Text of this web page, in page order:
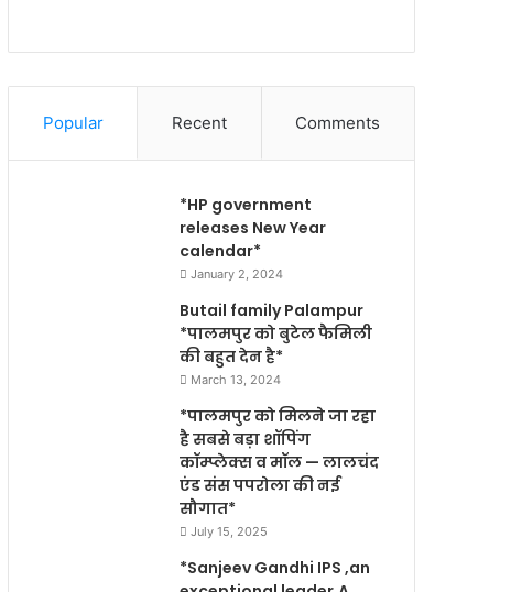
Popular Recent Comments
*HP government
releases New Year
calendar*
January 2, 2024
Butail family Palampur
*पालमपुर को बुटेल फैमिली
की बहुत देन है*
March 13, 2024
*पालमपुर को मिलने जा रहा
है सबसे बड़ा शॉपिंग
कॉम्प्लेक्स व मॉल — लालचंद
एंड संस पपरोला की नई
सौगात*
July 15, 2025
*Sanjeev Gandhi IPS ,an